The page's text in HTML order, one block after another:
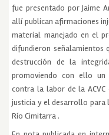
fue presentado por Jaime
allí publican afirmaciones
material manejado en el
difundieron señalamientos
destrucción de la
promoviendo con ello
contra la labor de la
justicia y el desarrollo para
Río Cimitarra .